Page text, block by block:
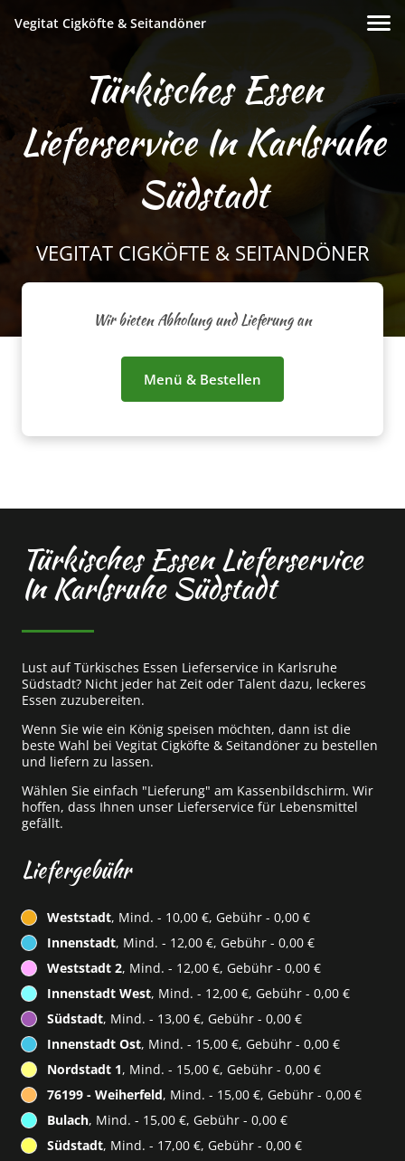
Vegitat Cigköfte & Seitandöner
Türkisches Essen
Lieferservice In Karlsruhe
Südstadt
VEGITAT CIGKÖFTE & SEITANDÖNER
Wir bieten Abholung und Lieferung an
Menü & Bestellen
Türkisches Essen Lieferservice
In Karlsruhe Südstadt
Lust auf Türkisches Essen Lieferservice in Karlsruhe
Südstadt? Nicht jeder hat Zeit oder Talent dazu, leckeres
Essen zuzubereiten.
Wenn Sie wie ein König speisen möchten, dann ist die
beste Wahl bei Vegitat Cigköfte & Seitandöner zu bestellen
und liefern zu lassen.
Wählen Sie einfach "Lieferung" am Kassenbildschirm. Wir
hoffen, dass Ihnen unser Lieferservice für Lebensmittel
gefällt.
Liefergebühr
Weststadt, Mind. - 10,00 €, Gebühr - 0,00 €
Innenstadt, Mind. - 12,00 €, Gebühr - 0,00 €
Weststadt 2, Mind. - 12,00 €, Gebühr - 0,00 €
Innenstadt West, Mind. - 12,00 €, Gebühr - 0,00 €
Südstadt, Mind. - 13,00 €, Gebühr - 0,00 €
Innenstadt Ost, Mind. - 15,00 €, Gebühr - 0,00 €
Nordstadt 1, Mind. - 15,00 €, Gebühr - 0,00 €
76199 - Weiherfeld, Mind. - 15,00 €, Gebühr - 0,00 €
Bulach, Mind. - 15,00 €, Gebühr - 0,00 €
Südstadt, Mind. - 17,00 €, Gebühr - 0,00 €